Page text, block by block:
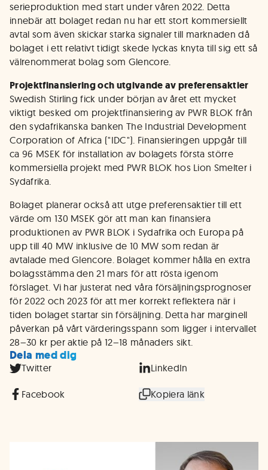
serieproduktion med start under våren 2022. Detta
innebär att bolaget redan nu har ett stort kommersiellt
avtal som även skickar starka signaler till marknaden då
bolaget i ett relativt tidigt skede lyckas knyta till sig ett så
välrenommerat bolag som Glencore.
Projektfinansiering och utgivande av preferensaktier
Swedish Stirling fick under början av året ett mycket
viktigt besked om projektfinansiering av PWR BLOK från
den sydafrikanska banken The Industrial Development
Corporation of Africa ("IDC"). Finansieringen uppgår till
ca 96 MSEK för installation av bolagets första större
kommersiella projekt med PWR BLOK hos Lion Smelter i
Sydafrika.
Bolaget planerar också att utge preferensaktier till ett
värde om 130 MSEK gör att man kan finansiera
produktionen av PWR BLOK i Sydafrika och Europa på
upp till 40 MW inklusive de 10 MW som redan är
avtalade med Glencore. Bolaget kommer hålla en extra
bolagsstämma den 21 mars för att rösta igenom
förslaget. Vi har justerat ned våra försäljningsprognoser
för 2022 och 2023 för att mer korrekt reflektera när i
tiden bolaget startar sin försäljning. Detta har marginell
påverkan på vårt värderingsspann som ligger i intervallet
28–30 kr per aktie på 12–18 månaders sikt.
Dela med dig
Twitter LinkedIn
Facebook Kopiera länk